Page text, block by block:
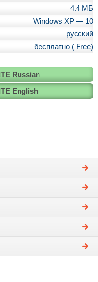
4.4 МБ
Windows XP — 10
русский
бесплатно ( Free)
Russian
English